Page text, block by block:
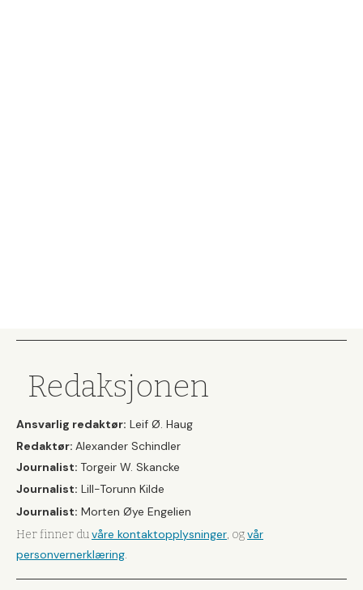
Redaksjonen
Ansvarlig redaktør: Leif Ø. Haug
Redaktør: Alexander Schindler
Journalist: Torgeir W. Skancke
Journalist: Lill-Torunn Kilde
Journalist: Morten Øye Engelien
Her finner duvåre kontaktopplysninger, ogvår
personvernerklæring.